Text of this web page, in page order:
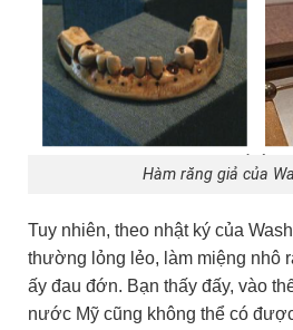
Hàm răng giả của
Tuy nhiên, theo nhật ký của
thường lỏng lẻo, làm miệng nhô
ấy đau đớn. Bạn thấy đấy, vào
nước Mỹ cũng không thể có